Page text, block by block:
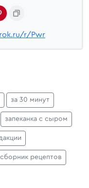
r/Pwr
за 30 минут
запеканка с сыром
сборник рецептов